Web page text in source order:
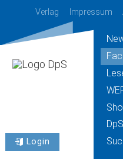
Verlag Impressum
Login